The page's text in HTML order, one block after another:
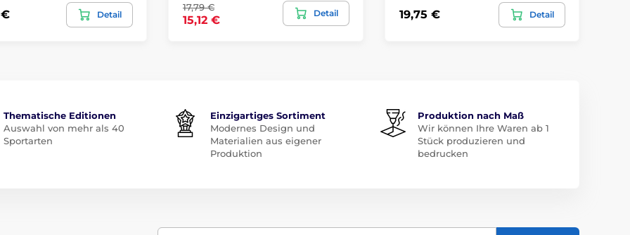
€ Detail
17,79 €
15,12 €
Detail 19,75 € Detail
Thematische Editionen
Auswahl von mehr als 40
Sportarten
Einzigartiges Sortiment
Modernes Design und
Materialien aus eigener
Produktion
Produktion nach Maß
Wir können Ihre Waren ab 1
Stück produzieren und
bedrucken